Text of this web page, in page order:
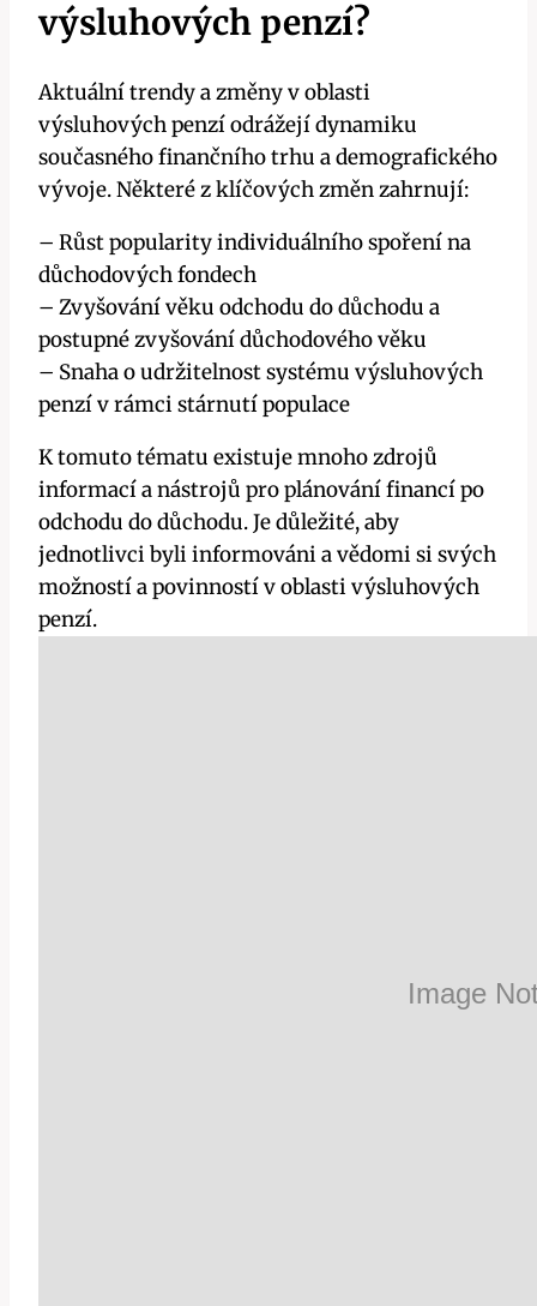
výsluhových penzí?
Aktuální trendy a změny v oblasti
výsluhových penzí odrážejí dynamiku
současného finančního trhu a demografického
vývoje. Některé z klíčových změn zahrnují:
– Růst popularity individuálního spoření na
důchodových fondech
– Zvyšování věku odchodu do důchodu a
postupné zvyšování důchodového věku
– Snaha o udržitelnost systému výsluhových
penzí v rámci stárnutí populace
K tomuto tématu existuje mnoho zdrojů
informací a nástrojů pro plánování financí po
odchodu do důchodu. Je důležité, aby
jednotlivci byli informováni a vědomi si svých
možností a povinností v oblasti výsluhových
penzí.